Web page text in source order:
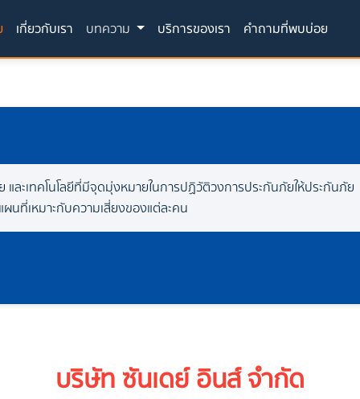
(current)
เกี่ยวกับเรา บทความ บริการของเรา คำถามที่พบบ่อย
ละเทคโนโลยีที่มีจุดมุ่งหมายในการปฏิวัติวงการประกันภัยให้ประกันภัย
ผนที่เหมาะกับความเสี่ยงของแต่ละคน
บริษัท ซันเดย์ อินส์ จำกัด